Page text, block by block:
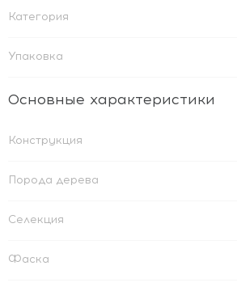
Категория
Упаковка
Основные характеристики
Конструкция
Порода дерева
Селекция
Фаска